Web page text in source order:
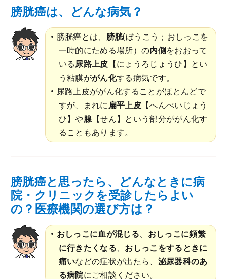
膀胱癌は、どんな病気？
膀胱癌とは、 膀胱(ぼうこう；おしっこを
一時的にためる場所）の内側をおおって
いる尿路上皮 【にょうろじょうひ】とい
う粘膜ががん化する病気です。
尿路上皮ががん化することがほとんどで
すが、まれに扁平上皮 【へんぺいじょう
ひ】や腺【せん】という部分ががん化す
ることもあります。
膀胱癌と思ったら、どんなときに病
院・クリニックを受診したらよい
の？医療機関の選び方は？
おしっこに血が混じる、 おしっこに頻繁
に行きたくなる、 おしっこをするときに
痛いなどの症状が出たら、 泌尿器科のあ
る病院にご相談ください。